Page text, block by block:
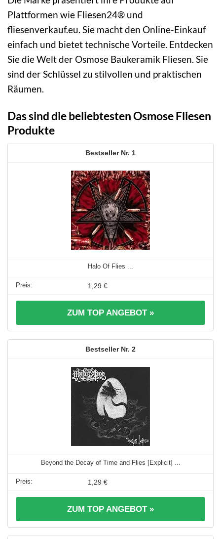
Plattformen wie Fliesen24® und
fliesenverkauf.eu. Sie macht den Online-Einkauf
einfach und bietet technische Vorteile. Entdecken
Sie die Welt der Osmose Baukeramik Fliesen. Sie
sind der Schlüssel zu stilvollen und praktischen
Räumen.
Das sind die beliebtesten Osmose Fliesen
Produkte
1
Halo Of Flies ...
1,29 €
ZUM TOP ANGEBOT »
2
Beyond the Decay of Time and Flies [Explicit] ...
1,29 €
ZUM TOP ANGEBOT »